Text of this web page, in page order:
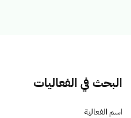
البحث في الفعاليات
اسم الفعالية